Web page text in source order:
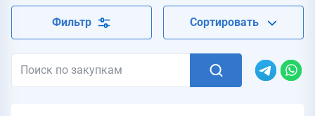
Фильтр Сортировать